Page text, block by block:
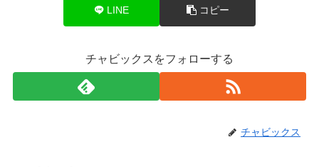
LINE コピー
チャビックスをフォローする
チャビックス